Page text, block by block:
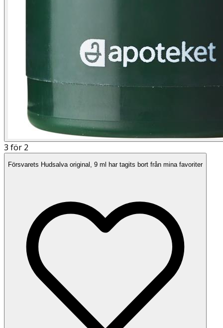
3 för 2
Försvarets Hudsalva original, 9 ml har tagits bort från mina favoriter